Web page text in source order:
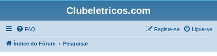
Clubeletricos.com
FAQ Ligue-se
Registe-se
Índice do Fórum Pesquisar